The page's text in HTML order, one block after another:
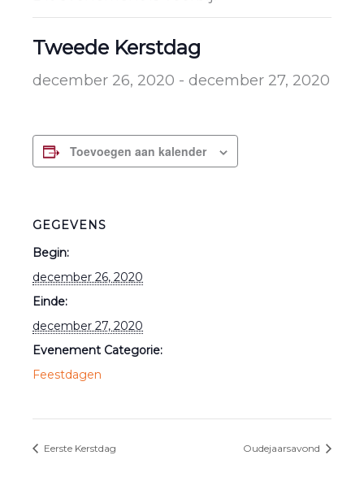
Tweede Kerstdag
december 26, 2020 - december 27, 2020
Toevoegen aan kalender
GEGEVENS
Begin:
december 26, 2020
Einde:
december 27, 2020
Evenement Categorie:
Feestdagen
Eerste Kerstdag Oudejaarsavond